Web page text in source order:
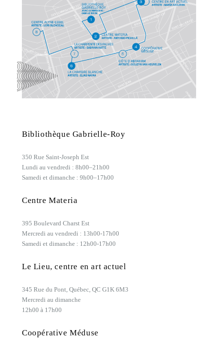
Bibliothèque Gabrielle-Roy
350 Rue Saint-Joseph Est
Lundi au vendredi : 8h00–21h00
Samedi et dimanche : 9h00–17h00
Centre Materia
395 Boulevard Charst Est
Mercredi au vendredi : 13h00-17h00
Samedi et dimanche : 12h00-17h00
Le Lieu, centre en art actuel
345 Rue du Pont, Québec, QC G1K 6M3
Mercredi au dimanche
12h00 à 17h00
Coopérative Méduse